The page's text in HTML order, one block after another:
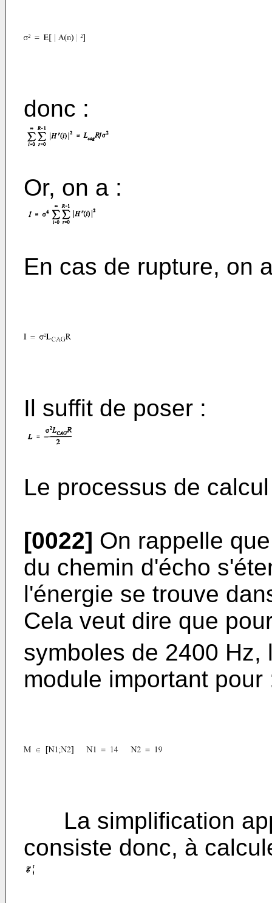
donc :
Or, on a :
En cas de rupture, on
Il suffit de poser :
Le processus de
[0022] On rappelle
du chemin d'écho
l'énergie se trouve
Cela veut dire que
symboles de 2400 Hz,
module important pour
La simplification
consiste donc, à